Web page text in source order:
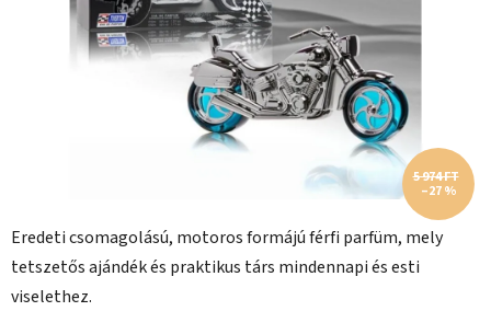
Eredeti csomagolású, motoros formájú férfi parfüm, mely
tetszetős ajándék és praktikus társ mindennapi és esti
viselethez.
5 974 FT
–27 %